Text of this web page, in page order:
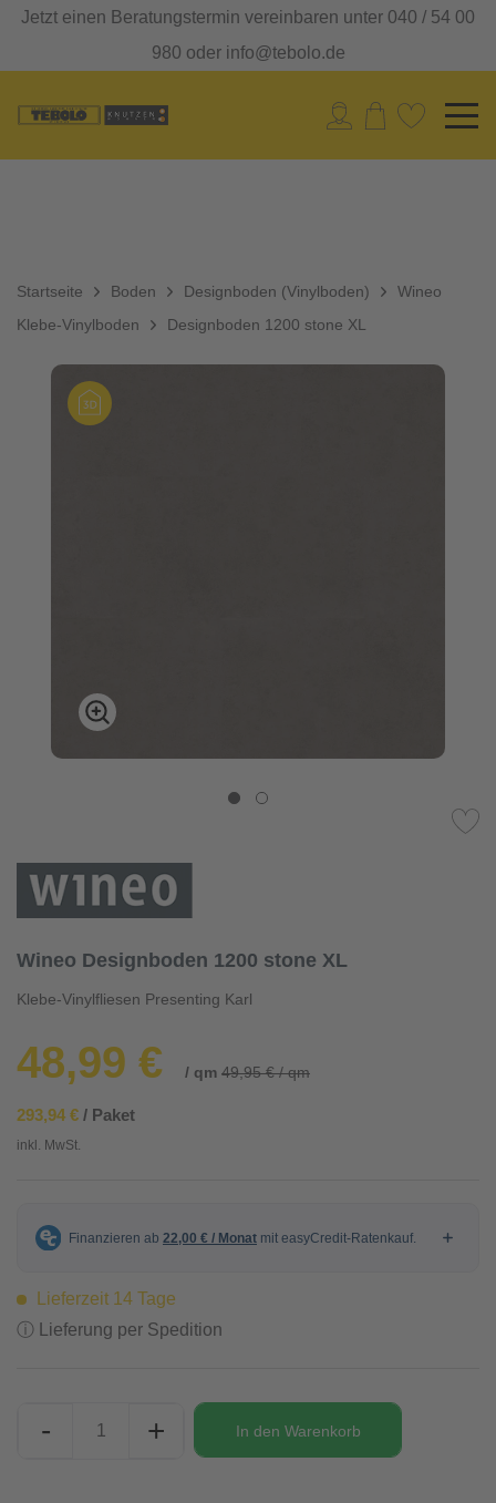
Jetzt einen Beratungstermin vereinbaren unter 040 / 54 00
980 oder info@tebolo.de
Startseite Boden
Designboden (Vinylboden)
Klebe-Vinylboden
Wineo
Designboden 1200 stone XL
Wineo Designboden 1200 stone XL
Klebe-Vinylfliesen Presenting Karl
48,99 € / qm 49,95 € / qm
293,94 € / Paket
inkl. MwSt.
Lieferzeit 14 Tage
ⓘ Lieferung per Spedition
- + In den Warenkorb